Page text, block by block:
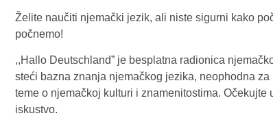
Želite naučiti njemački jezik, ali niste sigurni kako
počnemo!
,,Hallo Deutschland” je besplatna radionica
steći bazna znanja njemačkog jezika, neophodna
teme o njemačkoj kulturi i znamenitostima.
iskustvo.